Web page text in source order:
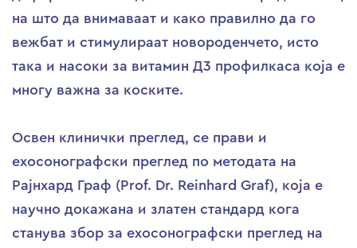
на што да внимаваат и како правилно да го
вежбат и стимулираат новороденчето, исто
така и насоки за витамин Д3 профилкаса која е
многу важна за коските.
Освен клинички преглед, се прави и
ехосонографски преглед по методата на
Рајнхард Граф (Prof. Dr. Reinhard Graf), која е
научно докажана и златен стандард кога
станува збор за ехосонографски преглед на